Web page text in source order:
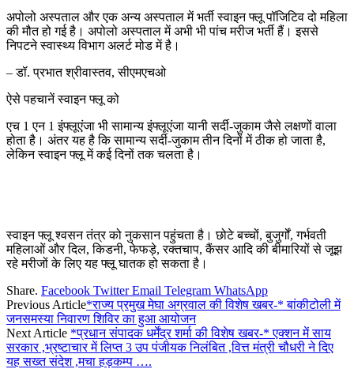
अपोलो अस्पताल और एक अन्य अस्पताल में भर्ती स्वाइन फ्लू पॉजिटिव दो महिला
की मौत हो गई है। अपोलो अस्पताल में अभी भी पांच मरीज भर्ती हैं। इससे
निपटने स्वास्थ्य विभाग अलर्ट मोड में है।
– डॉ. प्रभात श्रीवास्तव, सीएमएचओ
ऐसे पहचानें स्वाइन फ्लू को
एच 1 एन 1 इंफ्लूएंजा भी सामान्य इंफ्लूएंजा यानी सर्दी-जुकाम जैसे लक्षणों वाला
होता है। अंतर यह है कि सामान्य सर्दी-जुकाम तीन दिनों में ठीक हो जाता है,
लेकिन स्वाइन फ्लू में कई दिनों तक चलता है।
स्वाइन फ्लू श्वसन तंत्र को नुकसान पहुंचता है। छोटे बच्चों, बुजुर्गों, गर्भवती
महिलाओं और दिल, किडनी, फेफड़े, रक्तचाप, कैंसर आदि की बीमारियों से जूझ
रहे मरीजों के लिए यह फ्लू घातक हो सकता है।
Share. Facebook Twitter Email Telegram WhatsApp
Previous Article*राज्य प्रमुख मेघा अग्रवाल की विशेष खबर-* बांकीटोली में
जनसमस्या निवारण शिविर का हुआ आयोजन
Next Article *प्रधान संपादक धर्मेंद्र शर्मा की विशेष खबर-* एक्शन में साय
सरकार ,भ्रष्टाचार में लिप्त 3 उप पंजीयक निलंबित ,वित्त मंत्री चौधरी ने दिए
यह सख्त संदेश ,मचा हड़कम्प ….